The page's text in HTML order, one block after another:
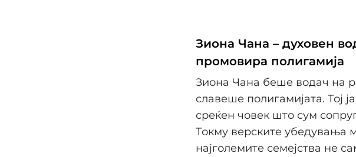
Зиона Чана – духовен
промовира полигамија
Зиона Чана беше водач на
славеше полигамијата. Тој
среќен човек што сум
Токму верските убедувања
најголемите семејства не